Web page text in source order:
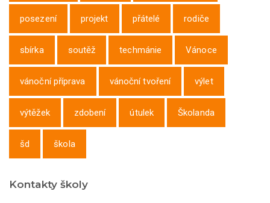
posezení projekt přátelé rodiče
sbírka soutěž techmánie Vánoce
vánoční příprava vánoční tvoření výlet
výtěžek zdobení útulek Školanda
šd škola
Kontakty školy